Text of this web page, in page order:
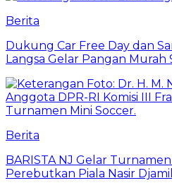
Berita
Dukung Car Free Day dan
Langsa Gelar Pangan Murah
Berita
BARISTA NJ Gelar
Perebutkan Piala Nasir